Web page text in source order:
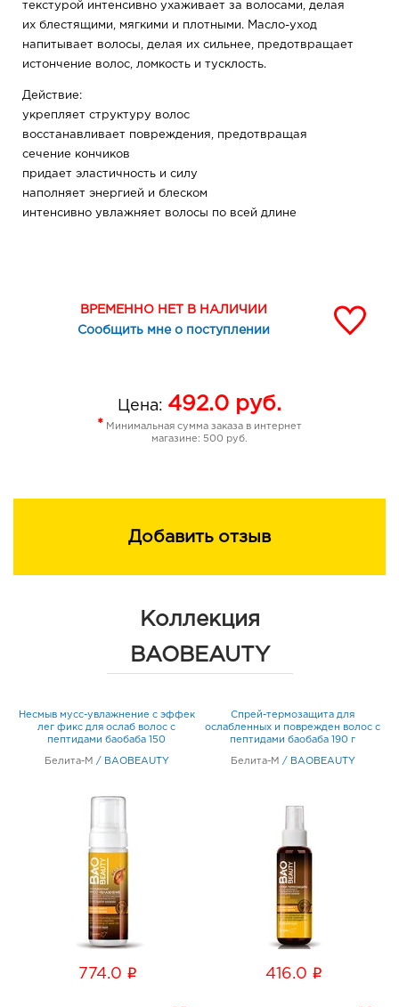
текстурой интенсивно ухаживает за волосами, делая
их блестящими, мягкими и плотными. Масло-уход
напитывает волосы, делая их сильнее, предотвращает
истончение волос, ломкость и тусклость.
Действие:
укрепляет структуру волос
восстанавливает повреждения, предотвращая
сечение кончиков
придает эластичность и силу
наполняет энергией и блеском
интенсивно увлажняет волосы по всей длине
ВРЕМЕННО НЕТ В НАЛИЧИИ
Сообщить мне о поступлении
Цена: 492.0 руб.
* Минимальная сумма заказа в интернет
магазине: 500 руб.
Добавить отзыв
Коллекция
BAOBEAUTY
Несмыв мусс-увлажнение с эффек
лег фикс для ослаб волос с
пептидами баобаба 150
Белита-М / BAOBEAUTY
774.0 i
Спрей-термозащита для
ослабленных и поврежден волос с
пептидами баобаба 190 г
Белита-М / BAOBEAUTY
416.0 i